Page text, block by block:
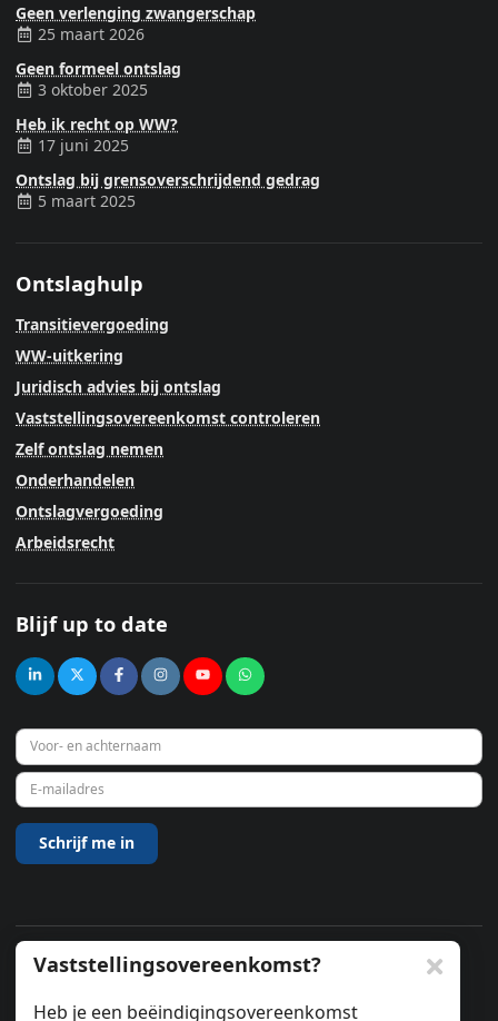
Geen verlenging zwangerschap
25 maart 2026
Geen formeel ontslag
3 oktober 2025
Heb ik recht op WW?
17 juni 2025
Ontslag bij grensoverschrijdend gedrag
5 maart 2025
Ontslaghulp
Transitievergoeding
WW-uitkering
Juridisch advies bij ontslag
Vaststellingsovereenkomst controleren
Zelf ontslag nemen
Onderhandelen
Ontslagvergoeding
Arbeidsrecht
Blijf up to date
Vaststellingsovereenkomst?
Heb je een beëindigingsovereenkomst